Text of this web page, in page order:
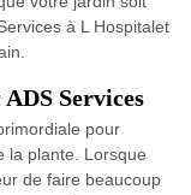
à L Hospitalet
Services
pour
la plante. Lorsque
de faire beaucoup